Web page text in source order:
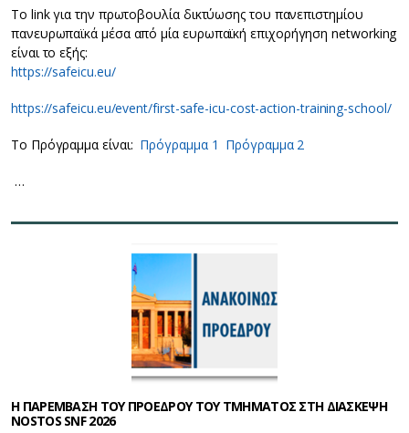
Το link για την πρωτοβουλία δικτύωσης του πανεπιστημίου
πανευρωπαϊκά μέσα από μία ευρωπαϊκή επιχορήγηση networking
είναι το εξής:
https://safeicu.eu/
https://safeicu.eu/event/first-safe-icu-cost-action-training-school/
Το Πρόγραμμα είναι: Πρόγραμμα 1 Πρόγραμμα 2
…
H ΠΑΡΕΜΒΑΣΗ ΤΟΥ ΠΡΟΕΔΡΟΥ ΤΟΥ ΤΜΗΜΑΤΟΣ ΣΤΗ ΔΙΑΣΚΕΨΗ
NOSTOS SNF 2026